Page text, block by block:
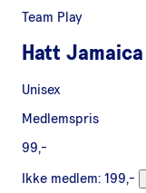
Team Play
Hatt Jamaica
Unisex
Medlemspris
99,-
Ikke medlem: 199,-